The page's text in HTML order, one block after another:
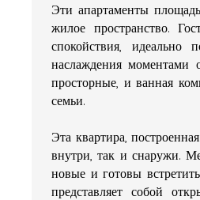
Эти апартаменты
жилое пространство.
спокойствия,
наслаждения моментами
просторные, и ванная
семьи.
Эта квартира,
внутри, так и снаружи.
новые и готовы
представляет собой